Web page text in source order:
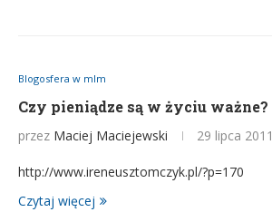
Blogosfera w mlm
Czy pieniądze są w życiu ważne?
przez Maciej Maciejewski 29 lipca 2011
http://www.ireneusztomczyk.pl/?p=170
Czytaj więcej